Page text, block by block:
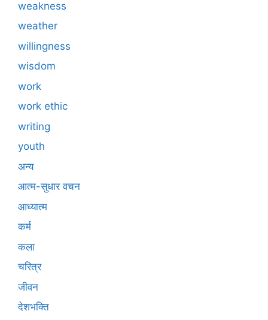
weakness
weather
willingness
wisdom
work
work ethic
writing
youth
अन्य
आत्म-सुधार वचन
आध्यात्म
कर्म
कला
चरित्र
जीवन
देशभक्ति